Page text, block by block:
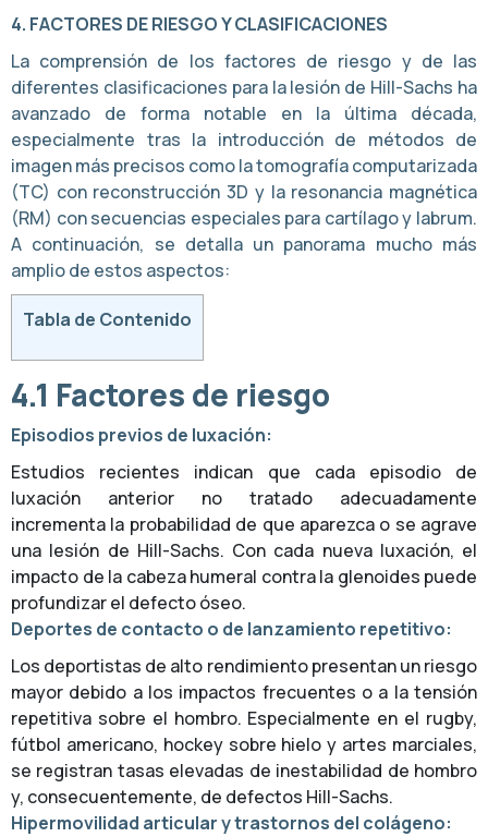
4. FACTORES DE RIESGO Y CLASIFICACIONES
La comprensión de los factores de riesgo y de las
diferentes clasificaciones para la lesión de Hill-Sachs ha
avanzado de forma notable en la última década,
especialmente tras la introducción de métodos de
imagen más precisos como la tomografía computarizada
(TC) con reconstrucción 3D y la resonancia magnética
(RM) con secuencias especiales para cartílago y labrum.
A continuación, se detalla un panorama mucho más
amplio de estos aspectos:
Tabla de Contenido
4.1 Factores de riesgo
Episodios previos de luxación:
Estudios recientes indican que cada episodio de
luxación anterior no tratado adecuadamente
incrementa la probabilidad de que aparezca o se agrave
una lesión de Hill-Sachs. Con cada nueva luxación, el
impacto de la cabeza humeral contra la glenoides puede
profundizar el defecto óseo.
Deportes de contacto o de lanzamiento repetitivo:
Los deportistas de alto rendimiento presentan un riesgo
mayor debido a los impactos frecuentes o a la tensión
repetitiva sobre el hombro. Especialmente en el rugby,
fútbol americano, hockey sobre hielo y artes marciales,
se registran tasas elevadas de inestabilidad de hombro
y, consecuentemente, de defectos Hill-Sachs.
Hipermovilidad articular y trastornos del colágeno: